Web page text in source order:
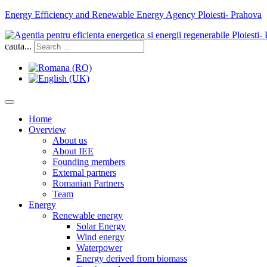
Energy Efficiency and Renewable Energy Agency Ploiesti- Prahova
cauta...
Home
Overview
About us
About IEE
Founding members
External partners
Romanian Partners
Team
Energy
Renewable energy
Solar Energy
Wind energy
Waterpower
Energy derived from biomass